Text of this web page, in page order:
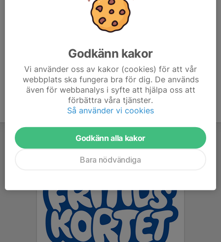
0313-36 09 32, 0313-50 55 00
076-527 55 56
psv@tiutbildning.se
Godkänn kakor
Vi använder oss av kakor (cookies) för att vår
webbplats ska fungera bra för dig. De används
även för webbanalys i syfte att hjälpa oss att
förbättra våra tjänster.
Så använder vi cookies
Godkänn alla kakor
Bara nödvändiga